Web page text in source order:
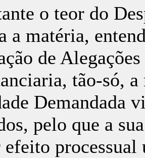
o teor do
a matéria,
de
tão-só,
Demandada
pelo que a
efeito